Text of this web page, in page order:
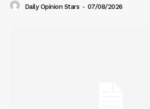
Daily Opinion Stars - 07/08/2026